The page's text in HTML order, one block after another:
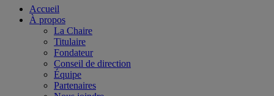
Accueil
À propos
La Chaire
Titulaire
Fondateur
Conseil de direction
Équipe
Partenaires